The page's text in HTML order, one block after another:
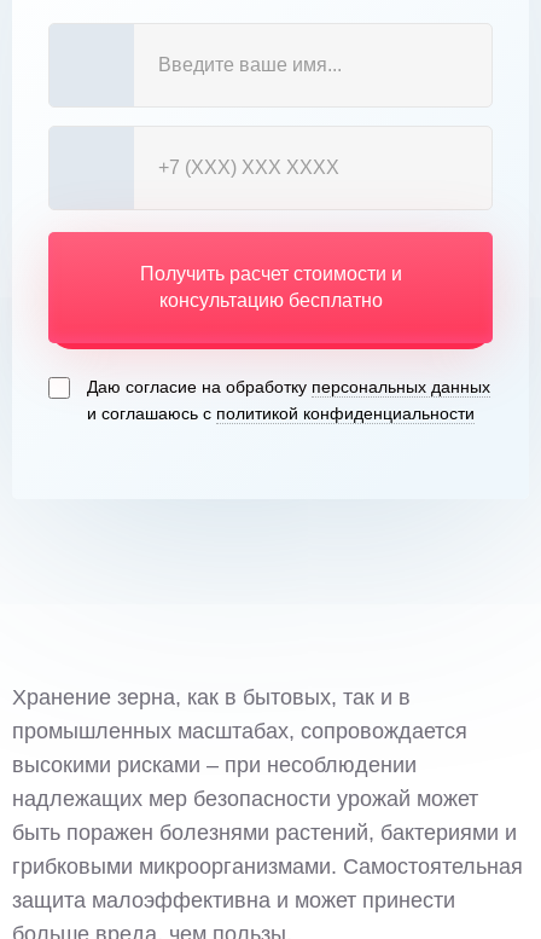
Получить расчет стоимости и
консультацию бесплатно
Даю согласие на обработку персональных данных
и соглашаюсь с политикой конфиденциальности
Хранение зерна, как в бытовых, так и в
промышленных масштабах, сопровождается
высокими рисками – при несоблюдении
надлежащих мер безопасности урожай может
быть поражен болезнями растений, бактериями и
грибковыми микроорганизмами. Самостоятельная
защита малоэффективна и может принести